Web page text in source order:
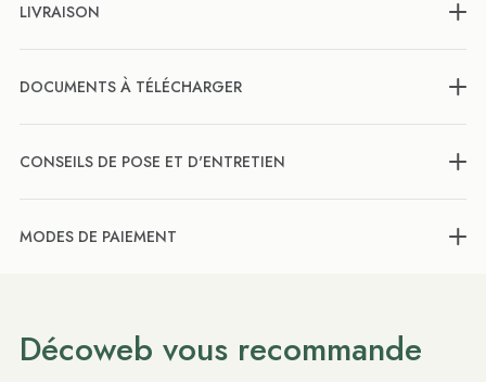
LIVRAISON
DOCUMENTS À TÉLÉCHARGER
CONSEILS DE POSE ET D'ENTRETIEN
MODES DE PAIEMENT
Décoweb vous recommande